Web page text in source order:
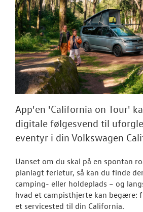
App'en 'California on Tour'
digitale følgesvend til
eventyr i din Volkswagen
Uanset om du skal på en spontan
planlagt ferietur, så kan du finde
camping- eller holdeplads – og
hvad et campisthjerte kan begære:
et servicested til din California.